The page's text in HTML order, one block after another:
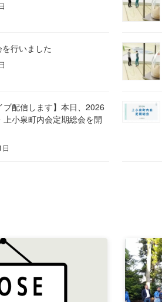
行いました
ブ配信します】本日、2026
上小泉町内会定期総会を開